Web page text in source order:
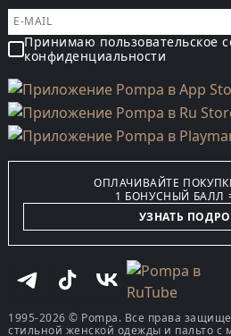
Принимаю пользовательское
конфиденциальности
ОПЛАЧИВАЙТЕ
1 БОНУСНЫЙ БАЛЛ
УЗНАТЬ
1995-2026 © Pompa. Все права
стильной женской одежды и пальто